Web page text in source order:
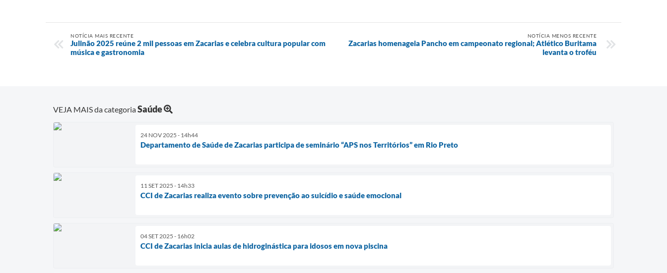
NOTÍCIA MAIS RECENTE
Julinão 2025 reúne 2 mil pessoas em Zacarias e celebra cultura popular com
música e gastronomia
NOTÍCIA MENOS RECENTE
Zacarias homenageia Pancho em campeonato regional; Atlético Buritama
levanta o troféu
VEJA MAIS da categoriaSaúde
24 NOV 2025 - 14h44
Departamento de Saúde de Zacarias participa de seminário “APS nos Territórios” em Rio Preto
11 SET 2025 - 14h33
CCI de Zacarias realiza evento sobre prevenção ao suicídio e saúde emocional
04 SET 2025 - 16h02
CCI de Zacarias inicia aulas de hidroginástica para idosos em nova piscina